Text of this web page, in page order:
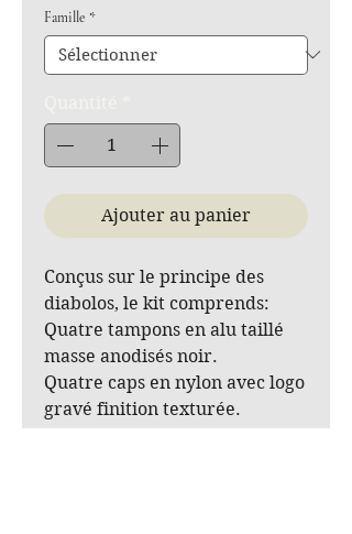
Famille *
Ajouter au panier
Conçus sur le principe des
diabolos, le kit comprends:
Quatre tampons en alu taillé
masse anodisés noir.
Quatre caps en nylon avec logo
gravé finition texturée.
Deux tiges filetées avec écrous